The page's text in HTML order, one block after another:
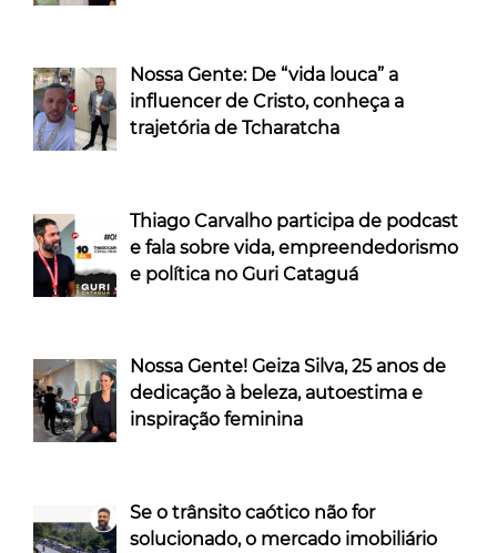
Nossa Gente: De “vida louca” a
influencer de Cristo, conheça a
trajetória de Tcharatcha
Thiago Carvalho participa de podcast
e fala sobre vida, empreendedorismo
e política no Guri Cataguá
Nossa Gente! Geiza Silva, 25 anos de
dedicação à beleza, autoestima e
inspiração feminina
Se o trânsito caótico não for
solucionado, o mercado imobiliário